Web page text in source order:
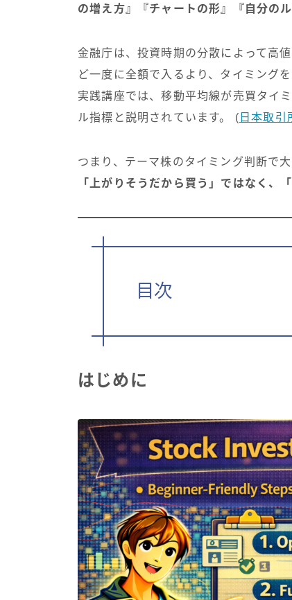
の増え方』『チャートの形』『自分の
金融庁は、投資時期の分散によって高
ど一度に全額で入るより、タイミング
実践講座では、移動平均線が売買タイ
ル指標と説明されています。 ( 日本取引
つまり、テーマ株のタイミング判断で大
「上がりそうだから買う」ではなく、
目次
はじめに